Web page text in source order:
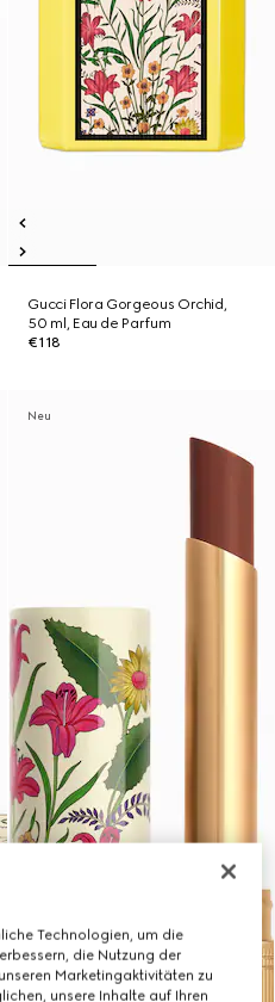
Gucci Flora Gorgeous Orchid,
50 ml, Eau de Parfum
€118
Neu
Technologien, um die
die Nutzung der
Marketingaktivitäten zu
unsere Inhalte auf Ihren